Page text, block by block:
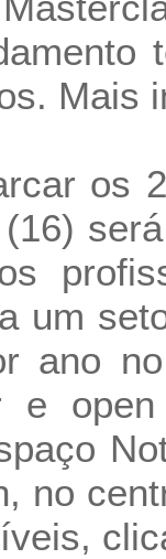
Mais
os
um
ano
e
no